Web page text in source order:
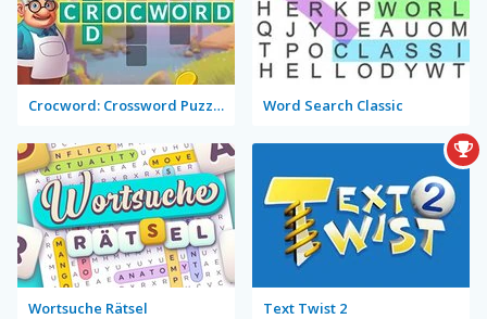
Crocword: Crossword Puzzle Game Word Search Classic
Wortsuche Rätsel Text Twist 2